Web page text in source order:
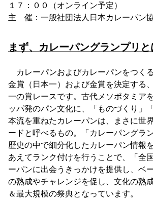
１７：００（オンライン予定）
主 催：一般社団法人日本カレーパン
まず、カレーパングランプリと
カレーパンおよびカレーパンをつく
金賞（日本一）および金賞を決定する
一の賞レースです。古代メソポタミア
ッパ発のパン文化に、「ものづくり」
本流を重ねたカレーパンは、まさに世
ードと呼べるもの。「カレーパングラ
歴史の中で細分化したカレーパン情報
あえてランク付けを行うことで、「全
ーパンに出会うきっかけを提供し、ベ
の熟成やチャレンジを促し、文化の熟
＆最大規模の祭典となっています。